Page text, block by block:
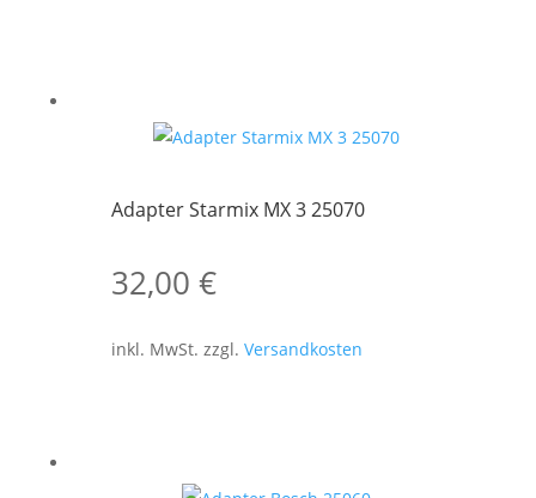
Adapter Starmix MX 3 25070
32,00€
inkl. MwSt. zzgl.Versandkosten